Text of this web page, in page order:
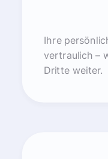
Ihre
vertraulich –
Dritte weiter.